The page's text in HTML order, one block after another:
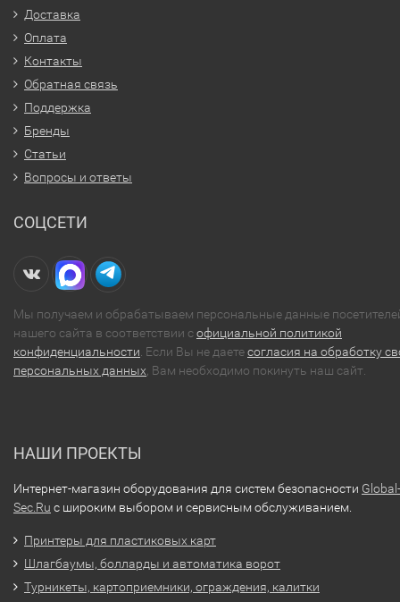
Доставка
Оплата
Контакты
Обратная связь
Поддержка
Бренды
Статьи
Вопросы и ответы
СОЦСЕТИ
Мы получаем и обрабатываем персональные данные
нашего сайта в соответствии софициальной политикой
конфиденциальности . Если Вы не даетесогласия на обработку
персональных данных , Вам необходимо покинуть наш сайт.
НАШИ ПРОЕКТЫ
Интернет-магазин оборудования для систем безопасности Global-
Sec.Ru с широким выбором и сервисным обслуживанием.
Принтеры для пластиковых карт
Шлагбаумы, болларды и автоматика ворот
Турникеты, картоприемники, ограждения, калитки